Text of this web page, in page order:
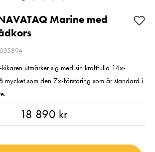
Marine med
utmärker sig med sin kraftfulla 14x-
mycket som den 7x-förstoring som är standard i
18 890 kr